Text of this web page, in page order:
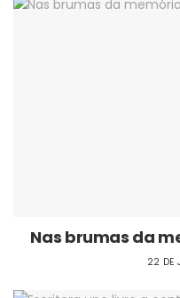
Nas brumas da
22 DE